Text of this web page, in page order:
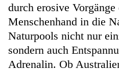
durch erosive
Menschenhand in die
Naturpools nicht nur
sondern auch
Adrenalin. Ob